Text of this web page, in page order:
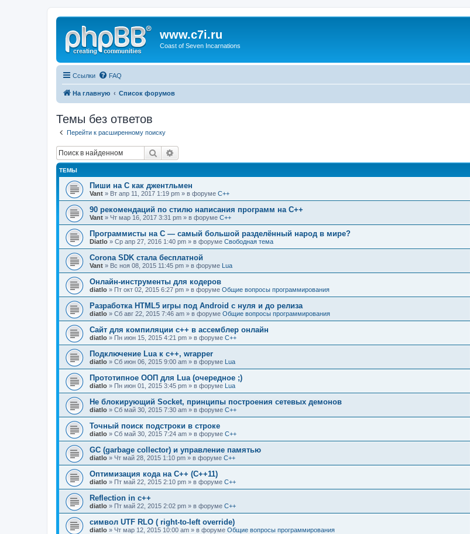
www.c7i.ru
Coast of Seven Incarnations
Ссылки FAQ
На главную Список форумов
Темы без ответов
Перейти к расширенному поиску
Поиск
ТЕМЫ
Пиши на C как джентльмен
Vant » Вт апр 11, 2017 1:19 pm » в форуме C++
90 рекомендаций по стилю написания программ на C++
Vant » Чт мар 16, 2017 3:31 pm » в форуме C++
Программисты на C — самый большой разделённый народ в мире?
Diatlo » Ср апр 27, 2016 1:40 pm » в форуме Свободная тема
Corona SDK стала бесплатной
Vant » Вс ноя 08, 2015 11:45 pm » в форуме Lua
Онлайн-инструменты для кодеров
diatlo » Пт окт 02, 2015 6:27 pm » в форуме Общие вопросы программирования
Разработка HTML5 игры под Android с нуля и до релиза
diatlo » Сб авг 22, 2015 7:46 am » в форуме Общие вопросы программирования
Сайт для компиляции c++ в ассемблер онлайн
diatlo » Пн июн 15, 2015 4:21 pm » в форуме C++
Подключение Lua к c++, wrapper
diatlo » Сб июн 06, 2015 9:00 am » в форуме Lua
Прототипное ООП для Lua (очередное ;)
diatlo » Пн июн 01, 2015 3:45 pm » в форуме Lua
Не блокирующий Socket, принципы построения сетевых демонов
diatlo » Сб май 30, 2015 7:30 am » в форуме C++
Точный поиск подстроки в строке
diatlo » Сб май 30, 2015 7:24 am » в форуме C++
GC (garbage collector) и управление памятью
diatlo » Чт май 28, 2015 1:10 pm » в форуме C++
Оптимизация кода на C++ (C++11)
diatlo » Пт май 22, 2015 2:10 pm » в форуме C++
Reflection in с++
diatlo » Пт май 22, 2015 2:02 pm » в форуме C++
символ UTF RLO ( right-to-left override)
diatlo » Чт мар 12, 2015 10:00 am » в форуме Общие вопросы программирования